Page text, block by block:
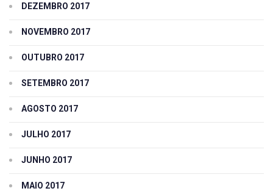
DEZEMBRO 2017
NOVEMBRO 2017
OUTUBRO 2017
SETEMBRO 2017
AGOSTO 2017
JULHO 2017
JUNHO 2017
MAIO 2017